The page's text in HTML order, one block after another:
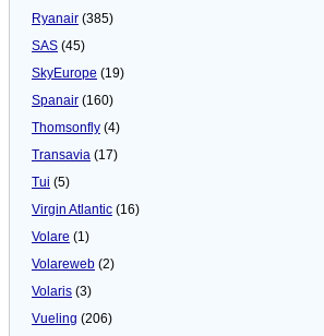
Ryanair (385)
SAS (45)
SkyEurope (19)
Spanair (160)
Thomsonfly (4)
Transavia (17)
Tui (5)
Virgin Atlantic (16)
Volare (1)
Volareweb (2)
Volaris (3)
Vueling (206)